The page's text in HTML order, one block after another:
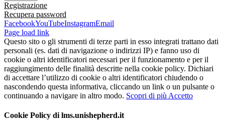
Registrazione
Recupera password
FacebookYouTubeInstagramEmail
Page load link
Questo sito o gli strumenti di terze parti in esso integrati trattano dati
personali (es. dati di navigazione o indirizzi IP) e fanno uso di
cookie o altri identificatori necessari per il funzionamento e per il
raggiungimento delle finalità descritte nella cookie policy. Dichiari
di accettare l’utilizzo di cookie o altri identificatori chiudendo o
nascondendo questa informativa, cliccando un link o un pulsante o
continuando a navigare in altro modo. Scopri di più Accetto
Cookie Policy di lms.unishepherd.it